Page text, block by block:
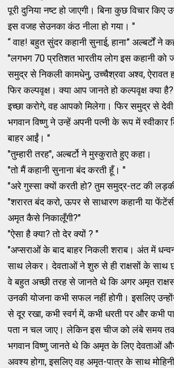
पूरी दुनिया नष्ट हो जाएगी। बिना कुछ विचार किए
इस वजह सेउनका कंठ नीला हो गया। "
“ वाह! बहुत सुंदर कहानी सुनाई, हाना” अल्बर्टों ने
"लगभग 70 प्रतिशत भारतीय लोग इस कहानी
समुद्र से निकली कामधेनु, उच्चैश्रवा अश्व, ऐरावत
फिर कल्पवृक्ष। क्या आप जानते हो कल्पवृक्ष क्या
इच्छा करोगे, वह आपको मिलेगा। फिर समुद्र से देवी
भगवान विष्णु ने उन्हें अपनी पत्नी के रूप में
बाहर आईं। "
"तुम्हारी तरह", अल्बर्टो ने मुस्कुराते हुए कहा।
"तो मैं कहानी सुनाना बंद करती हूँ। "
"अरे गुस्सा क्यों करती हो? तुम समुद्र-तट की
"शरारत बंद करो, ऊपर से साधारण कहानी या
अमृत कैसे निकालूँगी?"
"ऐसा है क्या? तो देर क्यों ? "
"अप्सराओं के बाद बाहर निकली शराब। अंत में
साथ लेकर। देवताओं ने शुरु से ही राक्षसों के
वे बहुत अच्छी तरह से जानते थे कि अगर अमृत
उनकी योजना कभी सफल नहीं होगी। इसलिए
से दूर रखा, कभी स्वर्ग में, कभी धरती पर और कभी
पता न चल जाए। लेकिन इस चीज को लंबे समय तक
भगवान विष्णु जानते थे कि अमृत के लिए देवताओं और
अवश्य होगा, इसलिए वह अमृत-पात्र के साथ